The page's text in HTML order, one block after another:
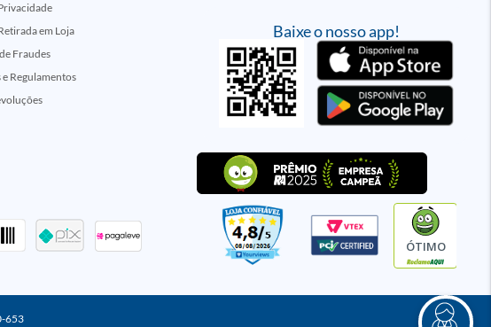
Baixe o nosso app!
em Loja
Fraudes
Regulamentos
ÓTIMO
653